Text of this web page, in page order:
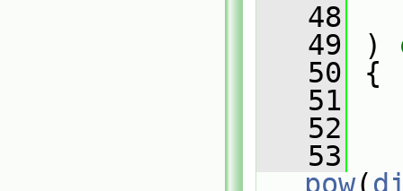
   48
   49
)
   50
{
   51
   52
   53
pow(